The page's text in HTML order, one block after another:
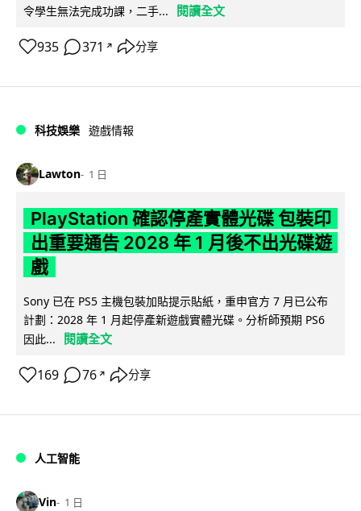
令學生無法完成功課，二手...
閱讀全文
935 371 ↗ 分享
科技娛樂 遊戲情報
Lawton 1 日
PlayStation 確認停產實體光碟 包裝印
出重要通告 2028 年 1 月後不出光碟遊
戲
Sony 已在 PS5 主機包裝加貼提示貼紙，重申官方 7 月已公布
計劃：2028 年 1 月起停產新遊戲實體光碟。分析師預期 PS6
因此...
閱讀全文
169 76 ↗ 分享
人工智能
Vin 1 日